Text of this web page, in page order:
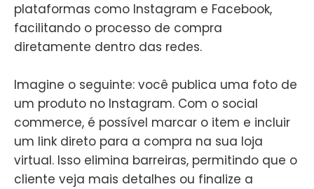
plataformas como Instagram e Facebook,
facilitando o processo de compra
diretamente dentro das redes.
Imagine o seguinte: você publica uma foto de
um produto no Instagram. Com o social
commerce, é possível marcar o item e incluir
um link direto para a compra na sua loja
virtual. Isso elimina barreiras, permitindo que o
cliente veja mais detalhes ou finalize a